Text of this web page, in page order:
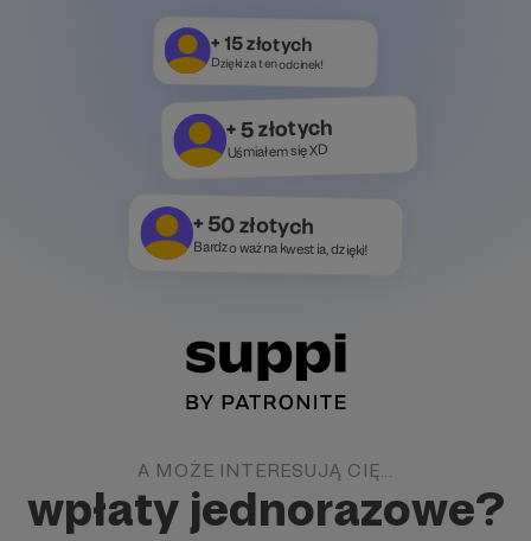
+ 15 złotych
Dzięki za ten odcinek!
+ 5 złotych
Uśmiałem się XD
+ 50 złotych
Bardzo ważna kwestia, dzięki!
A MOŻE INTERESUJĄ CIĘ...
wpłaty jednorazowe?